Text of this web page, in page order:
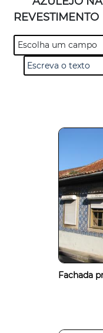
REVESTIMENTO
Fachada